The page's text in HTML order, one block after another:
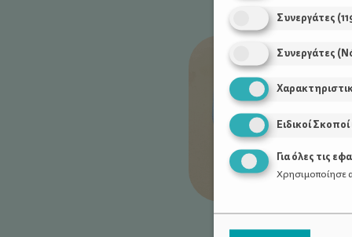
Συνεργάτες (
Συνεργάτες
Ειδικοί Σκοποί
Για όλες τις
Χρησιμοποίησε